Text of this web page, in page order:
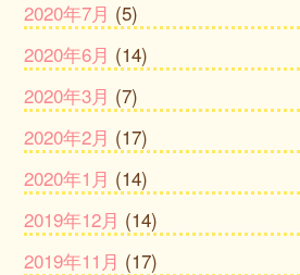
2020年7月 (5)
2020年6月 (14)
2020年3月 (7)
2020年2月 (17)
2020年1月 (14)
2019年12月 (14)
2019年11月 (17)